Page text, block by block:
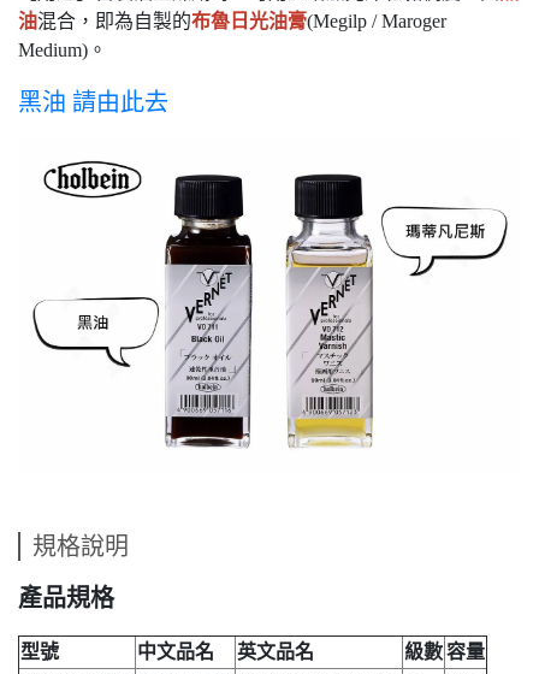
油混合，即為自製的布魯日光油膏(Megilp / Maroger
Medium)。
黑油 請由此去
規格說明
產品規格
型號 中文品名 英文品名 級數容量